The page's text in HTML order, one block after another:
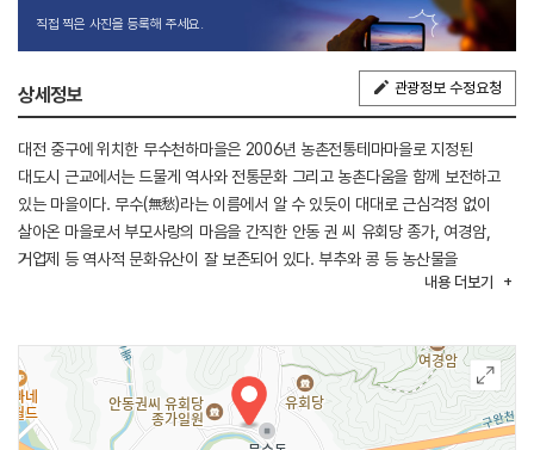
직접 찍은 사진을 등록해 주세요.
상세정보 관광정보 수정요청
대전 중구에 위치한 무수천하마을은 2006년 농촌전통테마마을로 지정된
대도시 근교에서는 드물게 역사와 전통문화 그리고 농촌다움을 함께 보전하고
있는 마을이다. 무수(無愁)라는 이름에서 알 수 있듯이 대대로 근심걱정 없이
살아온 마을로서 부모사랑의 마음을 간직한 안동 권 씨 유회당 종가, 여경암,
거업제 등 역사적 문화유산이 잘 보존되어 있다. 부추와 콩 등 농산물을
재배하고 있어 계절별 농사체험이 가능하며, 다양한 전통음식을 즐길 수 있다.
내용 더보기